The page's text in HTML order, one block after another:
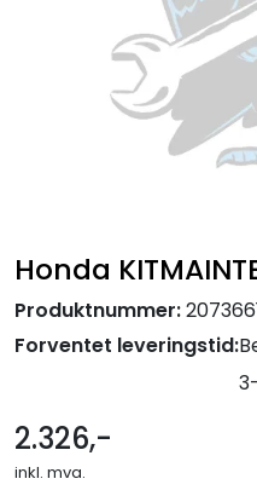
Honda
Produktnummer:
Forventet leveringstid:
2.326,-
inkl. mva.